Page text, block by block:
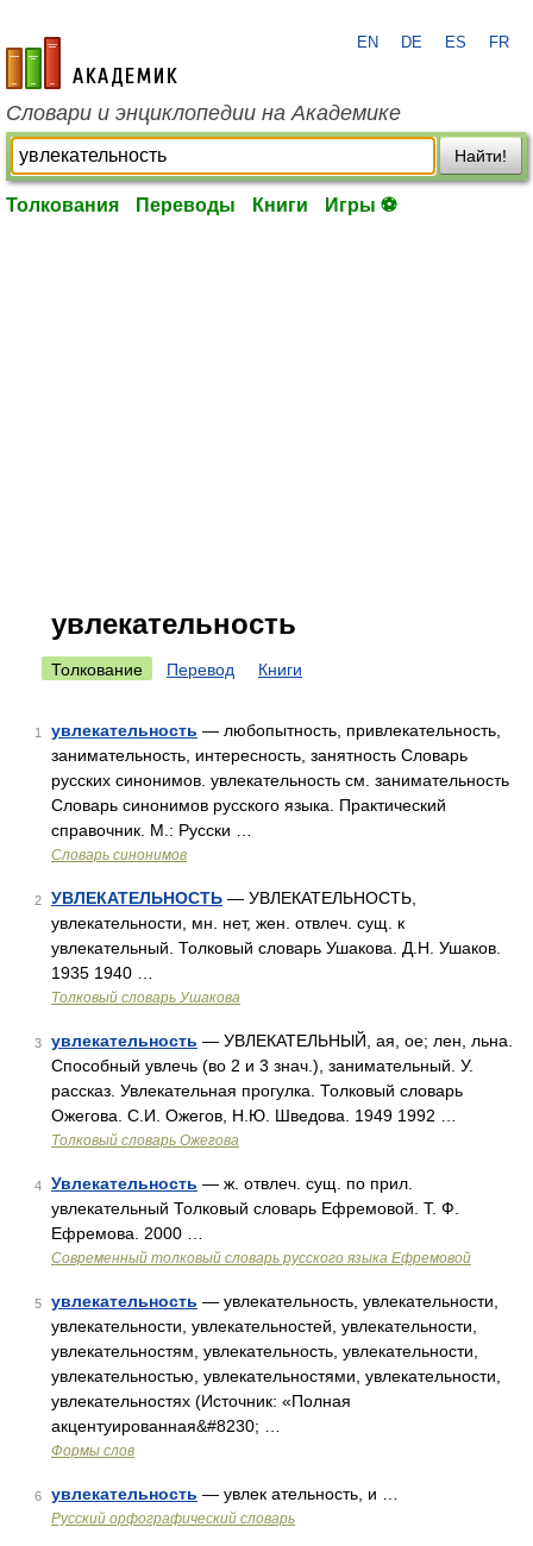
academic.ru
EN DE ES FR
Словари и энциклопедии на Академике
Найти!
Толкования Переводы Книги Игры ⚽
увлекательность
Толкование Перевод Книги
1 увлекательность — любопытность, привлекательность,
занимательность, интересность, занятность Словарь
русских синонимов. увлекательность см. занимательность
Словарь синонимов русского языка. Практический
справочник. М.: Русски …
Словарь синонимов
2 УВЛЕКАТЕЛЬНОСТЬ — УВЛЕКАТЕЛЬНОСТЬ,
увлекательности, мн. нет, жен. отвлеч. сущ. к
увлекательный. Толковый словарь Ушакова. Д.Н. Ушаков.
1935 1940 …
Толковый словарь Ушакова
3 увлекательность — УВЛЕКАТЕЛЬНЫЙ, ая, ое; лен, льна.
Способный увлечь (во 2 и 3 знач.), занимательный. У.
рассказ. Увлекательная прогулка. Толковый словарь
Ожегова. С.И. Ожегов, Н.Ю. Шведова. 1949 1992 …
Толковый словарь Ожегова
4 Увлекательность — ж. отвлеч. сущ. по прил.
увлекательный Толковый словарь Ефремовой. Т. Ф.
Ефремова. 2000 …
Современный толковый словарь русского языка Ефремовой
5 увлекательность — увлекательность, увлекательности,
увлекательности, увлекательностей, увлекательности,
увлекательностям, увлекательность, увлекательности,
увлекательностью, увлекательностями, увлекательности,
увлекательностях (Источник: «Полная
акцентуированная&#8230; …
Формы слов
6 увлекательность — увлек ательность, и …
Русский орфографический словарь